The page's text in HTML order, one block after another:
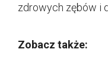
zdrowych zębów i
Zobacz także: